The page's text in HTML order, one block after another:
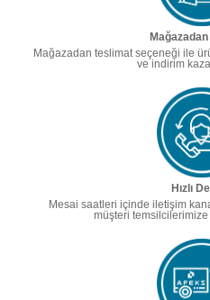
Mağazadan teslimat seçeneği ile
ve indirim
Hızlı
Mesai saatleri içinde iletişim
müşteri temsilcilerimize